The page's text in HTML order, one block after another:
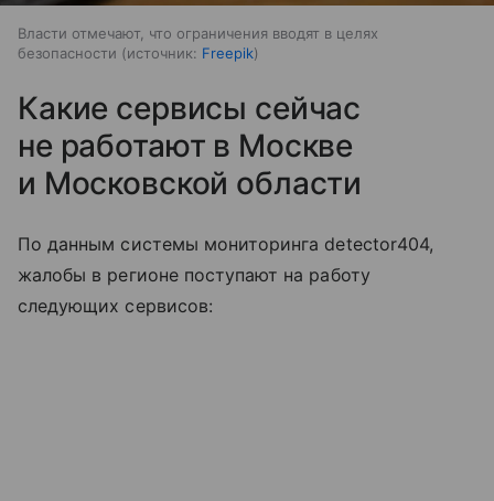
Власти отмечают, что ограничения вводят в целях
безопасности
источник: Freepik
Какие сервисы сейчас
не работают в Москве
и Московской области
По данным системы мониторинга detector404,
жалобы в регионе поступают на работу
следующих сервисов: